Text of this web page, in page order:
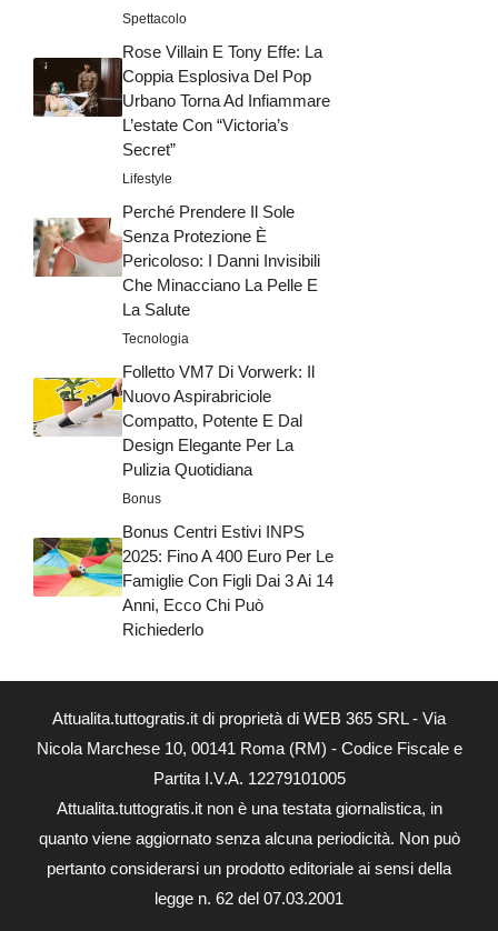
Spettacolo
Rose Villain E Tony Effe: La
Coppia Esplosiva Del Pop
Urbano Torna Ad Infiammare
L’estate Con “Victoria’s
Secret”
Lifestyle
Perché Prendere Il Sole
Senza Protezione È
Pericoloso: I Danni Invisibili
Che Minacciano La Pelle E
La Salute
Tecnologia
Folletto VM7 Di Vorwerk: Il
Nuovo Aspirabriciole
Compatto, Potente E Dal
Design Elegante Per La
Pulizia Quotidiana
Bonus
Bonus Centri Estivi INPS
2025: Fino A 400 Euro Per Le
Famiglie Con Figli Dai 3 Ai 14
Anni, Ecco Chi Può
Richiederlo
Attualita.tuttogratis.it di proprietà di WEB 365 SRL - Via
Nicola Marchese 10, 00141 Roma (RM) - Codice Fiscale e
Partita I.V.A. 12279101005
Attualita.tuttogratis.it non è una testata giornalistica, in
quanto viene aggiornato senza alcuna periodicità. Non può
pertanto considerarsi un prodotto editoriale ai sensi della
legge n. 62 del 07.03.2001